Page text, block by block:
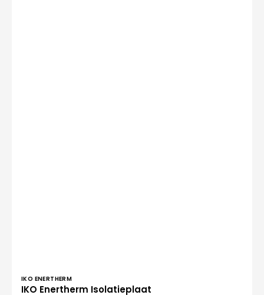
IKO ENERTHERM
IKO Enertherm Isolatieplaat